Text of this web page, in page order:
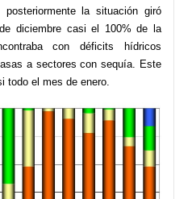
la situación giró
diciembre casi el 100% de la
con déficits hídricos
a sectores con sequía. Este
todo el mes de enero.